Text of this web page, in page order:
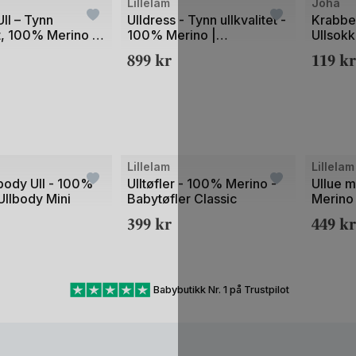
– Tynn
100% Merino –
av
Lillelam
Ulldress - Tynn ullkvalitet -
100% Merino |
899kr
Joha
119kr
Ull - 100%
Mini
Bilde
av
Lillelam
Ulltøfler - 100% Merino -
Babytøfler Classic
399kr
Bilde
av
Lillelam
Ullue
449kr
Babybutikk Nr. 1 på Trustpilot